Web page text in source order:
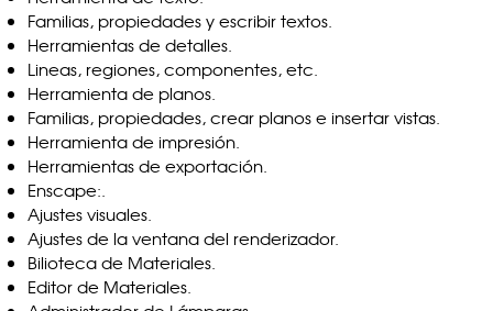
Familias, propiedades y escribir textos.
Herramientas de detalles.
Lineas, regiones, componentes, etc.
Herramienta de planos.
Familias, propiedades, crear planos e insertar vistas.
Herramienta de impresión.
Herramientas de exportación.
Enscape:.
Ajustes visuales.
Ajustes de la ventana del renderizador.
Bilioteca de Materiales.
Editor de Materiales.